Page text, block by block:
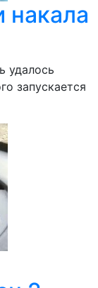
накала
удалось
запускается